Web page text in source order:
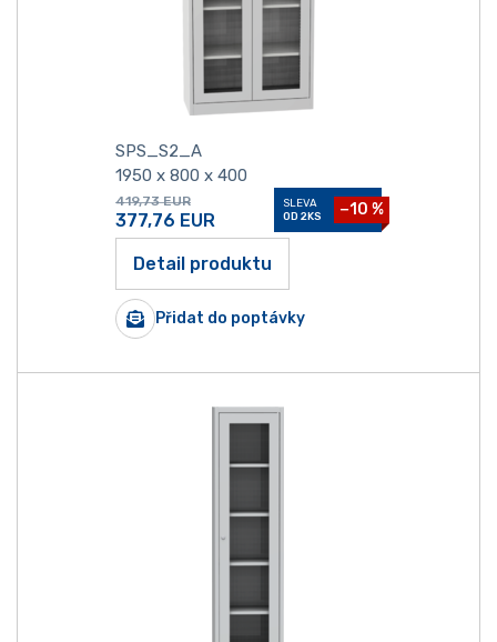
SPS_S2_A
1950 x 800 x 400
419,73 EUR
377,76 EUR
SLEVA
OD 2KS
−10 %
Detail produktu
Přidat do poptávky